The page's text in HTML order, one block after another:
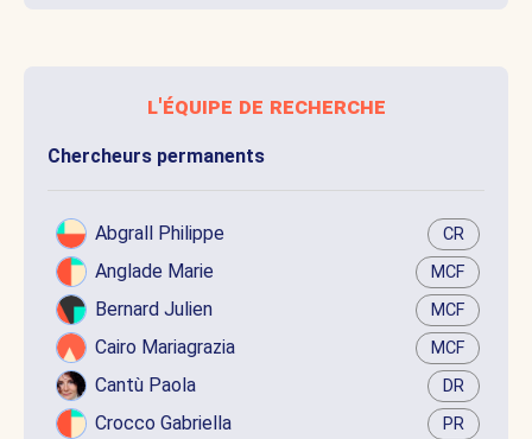
l'équipe de recherche
Chercheurs permanents
Abgrall Philippe CR
Anglade Marie MCF
Bernard Julien MCF
Cairo Mariagrazia MCF
Cantù Paola DR
Crocco Gabriella PR